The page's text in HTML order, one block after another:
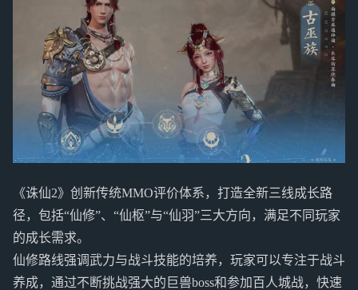
《诛仙2》创新传统MMO评价体系，打造全新三线成长路
径，包括“仙修”、“仙枢”与“仙羽”三大方向，满足不同玩家
的成长需求。
仙修路线强调武力与战斗技能的培养，玩家可以专注于战斗
养成，通过不断挑战强大的巨兽boss和参加百人城战，快速